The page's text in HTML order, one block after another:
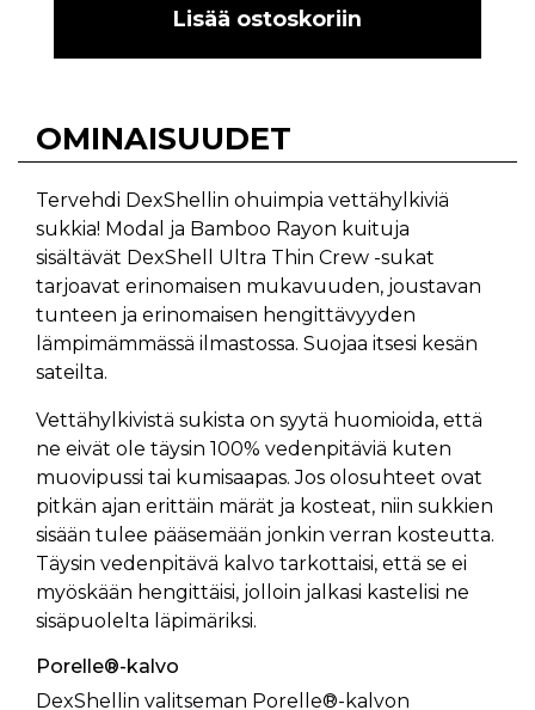
Lisää ostoskoriin
OMINAISUUDET
Tervehdi DexShellin ohuimpia vettähylkiviä
sukkia! Modal ja Bamboo Rayon kuituja
sisältävät DexShell Ultra Thin Crew -sukat
tarjoavat erinomaisen mukavuuden, joustavan
tunteen ja erinomaisen hengittävyyden
lämpimämmässä ilmastossa. Suojaa itsesi kesän
sateilta.
Vettähylkivistä sukista on syytä huomioida, että
ne eivät ole täysin 100% vedenpitäviä kuten
muovipussi tai kumisaapas. Jos olosuhteet ovat
pitkän ajan erittäin märät ja kosteat, niin sukkien
sisään tulee pääsemään jonkin verran kosteutta.
Täysin vedenpitävä kalvo tarkottaisi, että se ei
myöskään hengittäisi, jolloin jalkasi kastelisi ne
sisäpuolelta läpimäriksi.
Porelle®-kalvo
DexShellin valitseman Porelle®-kalvon